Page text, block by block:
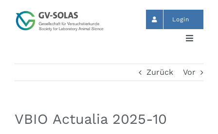
Inhalt
springen
Login
Toggle
Start
Zurück Vor
VBIO Actualia 2025-10